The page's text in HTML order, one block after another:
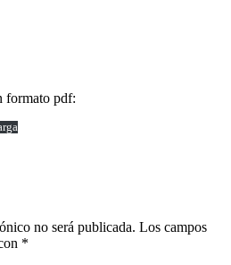
formato pdf:
no será publicada. Los campos
*